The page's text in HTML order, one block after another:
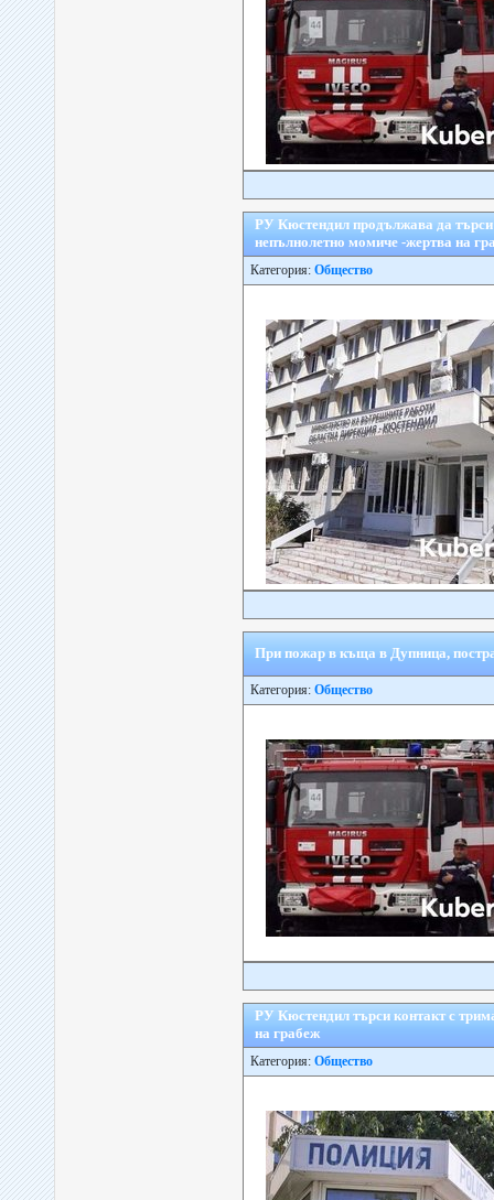
РУ Кюстендил продължава да
непълнолетно момиче -жертва на
Категория: Общество
При пожар в къща в Дупница,
Категория: Общество
РУ Кюстендил търси контакт с
на грабеж
Категория: Общество